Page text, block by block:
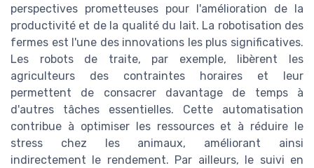
perspectives prometteuses pour l'amélioration de la
productivité et de la qualité du lait. La robotisation des
fermes est l'une des innovations les plus significatives.
Les robots de traite, par exemple, libèrent les
agriculteurs des contraintes horaires et leur
permettent de consacrer davantage de temps à
d'autres tâches essentielles. Cette automatisation
contribue à optimiser les ressources et à réduire le
stress chez les animaux, améliorant ainsi
indirectement le rendement. Par ailleurs, le suivi en